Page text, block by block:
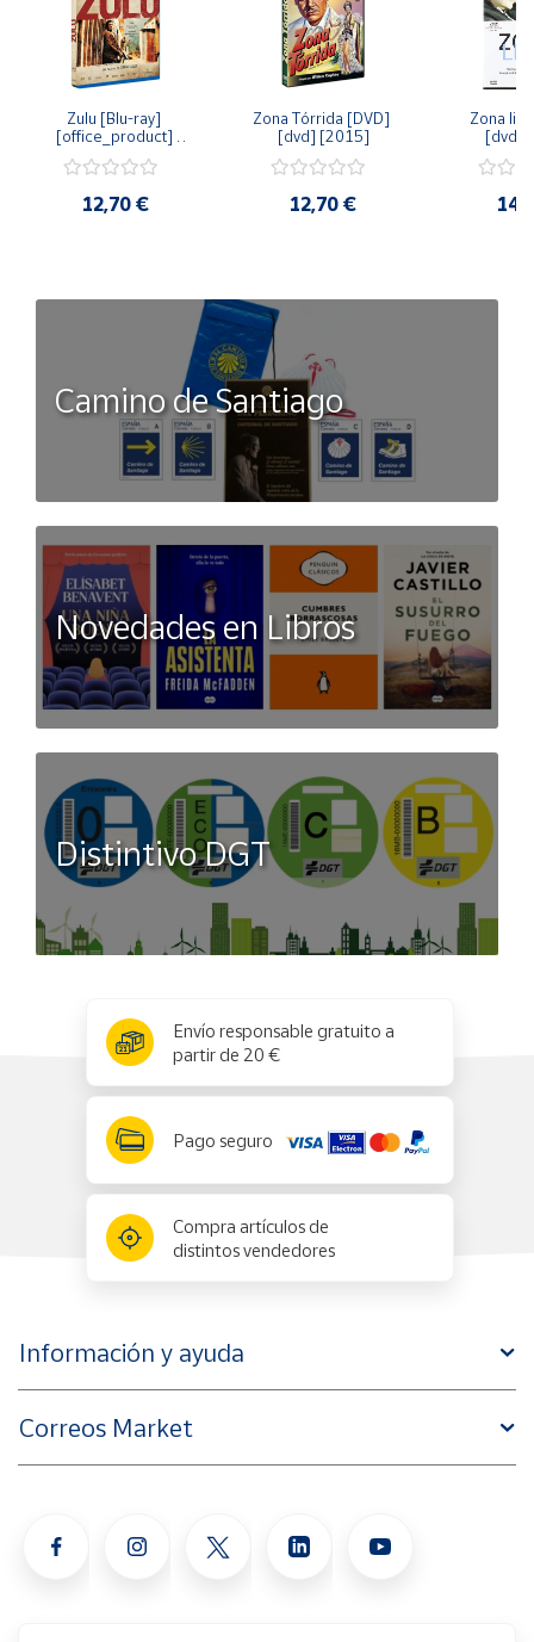
Zulu [Blu-ray]
[office_product]
12,70 €
Zona Tórrida [DVD]
[dvd] [2015]
12,70 €
Zona
[dvd]
Camino de Santiago
Novedades en Libros
Distintivo DGT
Envío responsable gratuito a
partir de 20 €
Pago seguro
Compra artículos de
distintos vendedores
Información y ayuda
Correos Market